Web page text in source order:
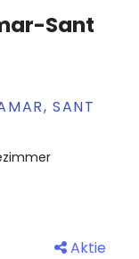
Sant
SANT
Aktie